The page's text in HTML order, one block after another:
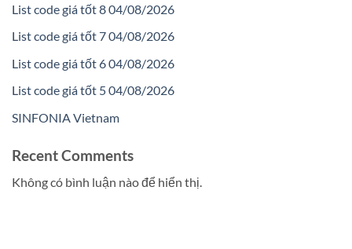
List code giá tốt 8 04/08/2026
List code giá tốt 7 04/08/2026
List code giá tốt 6 04/08/2026
List code giá tốt 5 04/08/2026
SINFONIA Vietnam
Recent Comments
Không có bình luận nào để hiển thị.